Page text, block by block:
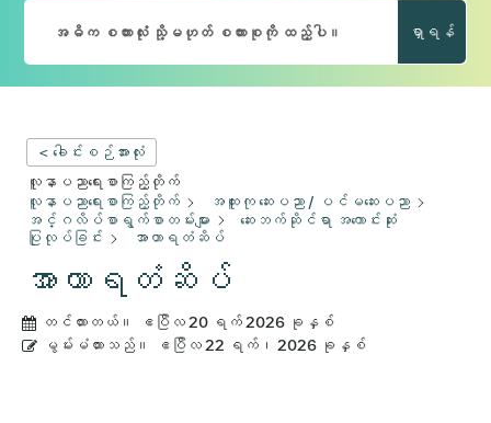
ရှာရန်
< ခေါင်းစဉ်အားလုံး
လူနာပညာရေးစာကြည့်တိုက်
လူနာပညာရေးစာကြည့်တိုက်
အထူးကု ဆေးပညာ / ပင်မဆေးပညာ
အင်္ဂလိပ်စာရွက်စာတမ်းများ
ဆေးဘက်ဆိုင်ရာ အကောင်းဆုံး
ပြုလုပ်ခြင်း
အာဟာရတံဆိပ်
အာဟာရတံဆိပ်
တင်ထားတယ်။
ဧပြီလ 20 ရက် 2026 ခုနှစ်
မွမ်းမံထားသည်။
ဧပြီလ 22 ရက်၊ 2026 ခုနှစ်